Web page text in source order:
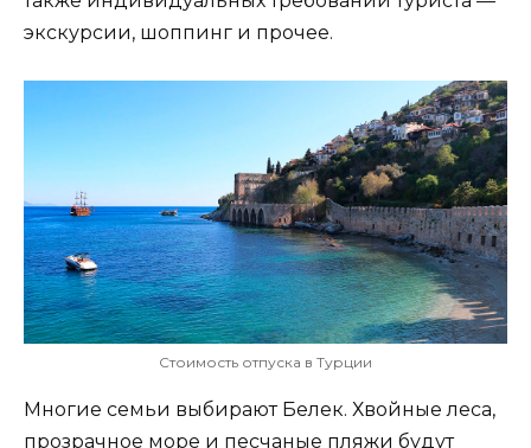
экскурсии, шоппинг и прочее.
Стоимость отпуска в Турции
Многие семьи выбирают Белек. Хвойные леса,
прозрачное море и песчаные пляжи будут